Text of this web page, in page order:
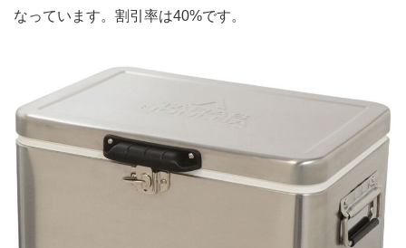
なっています。割引率は40%です。